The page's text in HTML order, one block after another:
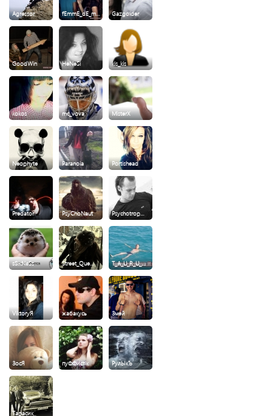
Agressor fEmmE_dE_m… Gazgolder
GoodWin HeNeSi kis_kis
kokos mc_vova MisterX
Neophyte Paranoia Portishead
Predator PsyChoNaut Psychotrop…
sSikNeSs Street_Que… T_A_U_R_U_…
ViktoryЯ жабакусь Змей
ЗосЯ пуФФистік РулЫкЪ
Тарасик_